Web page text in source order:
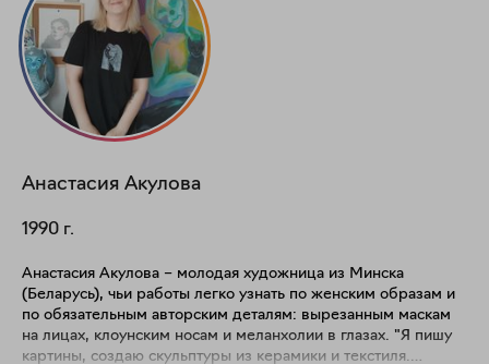
Анастасия Акулова
1990 г.
Анастасия Акулова – молодая художница из Минска
(Беларусь), чьи работы легко узнать по женским образам и
по обязательным авторским деталям: вырезанным маскам
на лицах, клоунским носам и меланхолии в глазах. "Я пишу
картины, создаю скульптуры из керамики и текстиля.